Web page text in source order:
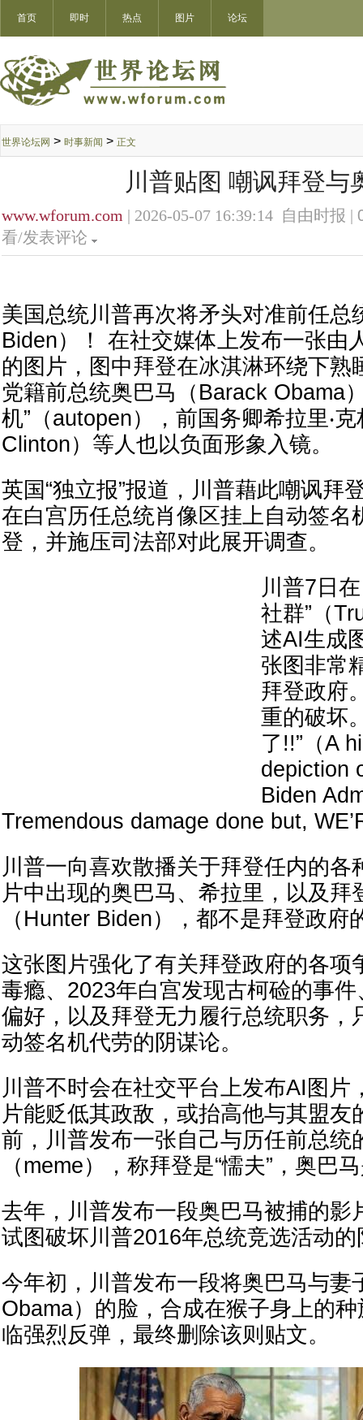
首页 即时 热点 图片 论坛
世界论坛网 > 时事新闻 > 正文
川普贴图 嘲讽拜登与
www.wforum.com | 2026-05-07 16:39:14 自由时报 |
看/发表评论
美国总统川普再次将矛头对准前任总
Biden）！ 在社交媒体上发布一张由
的图片，图中拜登在冰淇淋环绕下熟
党籍前总统奥巴马（Barack Obama
机”（autopen），前国务卿希拉里‧
Clinton）等人也以负面形象入镜。
英国“独立报”报道，川普藉此嘲讽拜
在白宫历任总统肖像区挂上自动签名
登，并施压司法部对此展开调查。
川普7日
社群”（
述AI生成
张图非常
拜登政府
重的破坏
了!!”（A
depiction
Biden
Tremendous damage done but,
川普一向喜欢散播关于拜登任内的各
片中出现的奥巴马、希拉里，以及拜
（Hunter Biden），都不是拜登政府
这张图片强化了有关拜登政府的各项
毒瘾、2023年白宫发现古柯硷的事
偏好，以及拜登无力履行总统职务，
动签名机代劳的阴谋论。
川普不时会在社交平台上发布AI图片
片能贬低其政敌，或抬高他与其盟友
前，川普发布一张自己与历任前总统
（meme），称拜登是“懦夫”，奥巴
去年，川普发布一段奥巴马被捕的影
试图破坏川普2016年总统竞选活动的
今年初，川普发布一段将奥巴马与妻
Obama）的脸，合成在猴子身上的
临强烈反弹，最终删除该则贴文。